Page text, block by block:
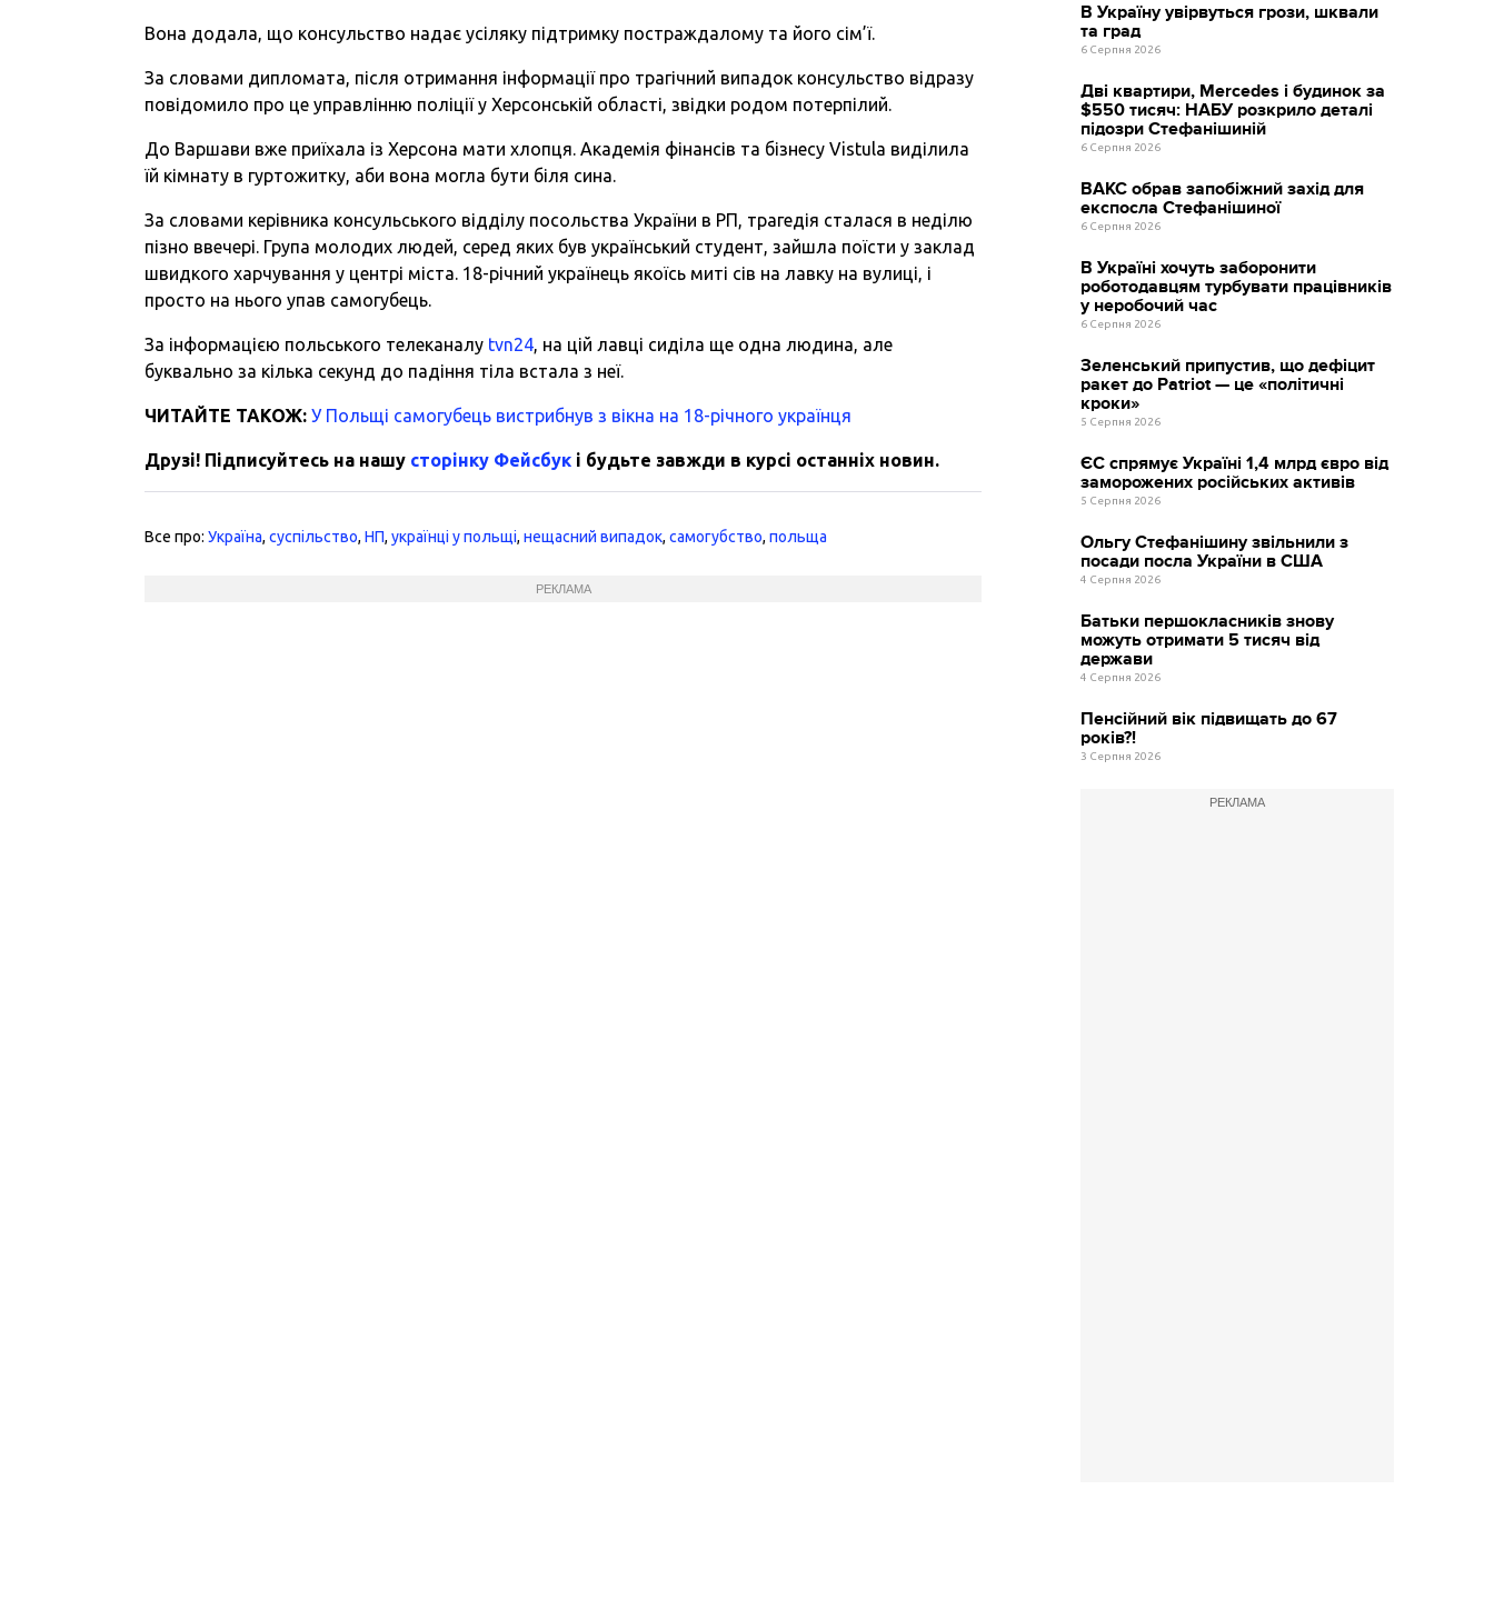
Вона додала, що консульство надає усіляку підтримку постраждалому та його сім’ї.
За словами дипломата, після отримання інформації про трагічний випадок консульство відразу
повідомило про це управлінню поліції у Херсонській області, звідки родом потерпілий.
До Варшави вже приїхала із Херсона мати хлопця. Академія фінансів та бізнесу Vistula виділила
їй кімнату в гуртожитку, аби вона могла бути біля сина.
За словами керівника консульського відділу посольства України в РП, трагедія сталася в неділю
пізно ввечері. Група молодих людей, серед яких був український студент, зайшла поїсти у заклад
швидкого харчування у центрі міста. 18-річний українець якоїсь миті сів на лавку на вулиці, і
просто на нього упав самогубець.
За інформацією польського телеканалу tvn24, на цій лавці сиділа ще одна людина, але
буквально за кілька секунд до падіння тіла встала з неї.
ЧИТАЙТЕ ТАКОЖ:У Польщі самогубець вистрибнув з вікна на 18-річного українця
Друзі! Підписуйтесь на нашу сторінку Фейсбук і будьте завжди в курсі останніх новин.
Все про:Україна,суспільство,НП,українці у польщі,нещасний випадок,самогубство,польща
РЕКЛАМА
В Україну увірвуться грози, шквали
та град
6 Серпня 2026
Дві квартири, Mercedes і будинок за
$550 тисяч: НАБУ розкрило деталі
підозри Стефанішиній
6 Серпня 2026
ВАКС обрав запобіжний захід для
експосла Стефанішиної
6 Серпня 2026
В Україні хочуть заборонити
роботодавцям турбувати працівників
у неробочий час
6 Серпня 2026
Зеленський припустив, що дефіцит
ракет до Patriot — це «політичні
кроки»
5 Серпня 2026
ЄС спрямує Україні 1,4 млрд євро від
заморожених російських активів
5 Серпня 2026
Ольгу Стефанішину звільнили з
посади посла України в США
4 Серпня 2026
Батьки першокласників знову
можуть отримати 5 тисяч від
держави
4 Серпня 2026
Пенсійний вік підвищать до 67
років?!
3 Серпня 2026
РЕКЛАМА